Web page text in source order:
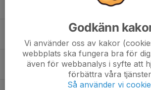
Oscar Skoglund
Sara Åkerlund
Godkänn
Vi använder oss av kakor
webbplats ska fungera bra för
även för webbanalys i syfte att
förbättra våra
Så använder vi